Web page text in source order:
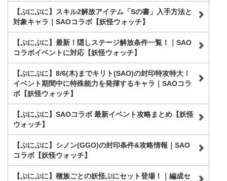
【ぷにぷに】スキル2解放アイテム「Sの書」入手方法と
対象キャラ｜SAOコラボ【妖怪ウォッチ】
【ぷにぷに】最新！隠しステージ解放条件一覧！｜SAO
コラボイベントに対応【妖怪ウォッチ】
【ぷにぷに】8/6(木)までキリト(SAO)の封印特攻特大！
イベント期間中に特殊能力を発揮するキャラ｜SAOコラ
ボ【妖怪ウォッチ】
【ぷにぷに】SAOコラボ 最新イベント攻略まとめ【妖怪
ウォッチ】
【ぷにぷに】シノン(GGO)の封印条件&攻略情報｜SAO
コラボ【妖怪ウォッチ】
【ぷにぷに】種族ごとの妖怪ぷにセット登場！｜編成セ